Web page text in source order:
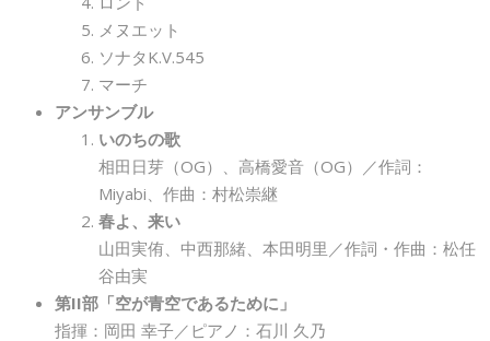
メヌエット
ソナタK.V.545
マーチ
アンサンブル
いのちの歌
相田日芽（OG）、高橋愛音（OG）／作詞：
Miyabi、作曲：村松崇継
春よ、来い
山田実侑、中西那緒、本田明里／作詞・作曲：松任
谷由実
第II部「空が青空であるために」
指揮：岡田 幸子／ピアノ：石川 久乃